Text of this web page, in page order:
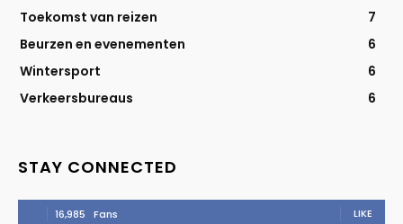
Toekomst van reizen
7
Beurzen en evenementen
6
Wintersport
6
Verkeersbureaus
6
STAY CONNECTED
16,985 Fans LIKE